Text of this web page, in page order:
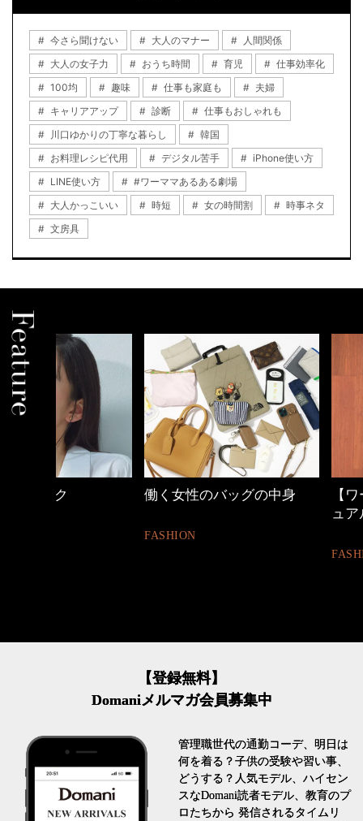
今さら聞けない 大人のマナー
人間関係
大人の女子力
おうち時間 育児
仕事効率化
100均
趣味 仕事も家庭も
夫婦
キャリアアップ
診断
仕事もおしゃれも
川口ゆかりの丁寧な暮らし
韓国
お料理レシピ代用
デジタル苦手
iPhone使い方
LINE使い方
#ワーママあるある劇場
大人かっこいい
時短 女の時間割
時事ネタ
文房具
働く女性のバッグの中身
【ワーママのきれ
【登録無料】
Domaniメルマガ会員募集中
管理職世代の通勤コーデ、明日は
何を着る？子供の受験や習い事、
どうする？人気モデル、ハイセン
スなDomani読者モデル、教育のプ
ロたちから 発信されるタイムリ